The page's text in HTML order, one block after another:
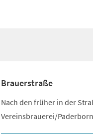
Brauerstraße
Nach den früher in der
Vereinsbrauerei/